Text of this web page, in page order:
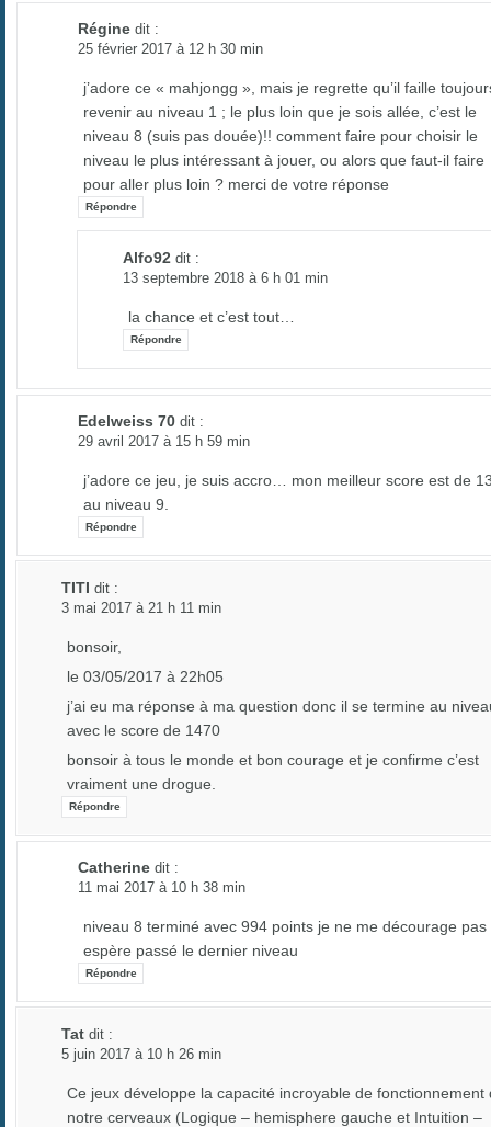
Régine dit :
25 février 2017 à 12 h 30 min
j’adore ce « mahjongg », mais je regrette qu’il faille
revenir au niveau 1 ; le plus loin que je sois allée, c’est le
niveau 8 (suis pas douée)!! comment faire pour choisir le
niveau le plus intéressant à jouer, ou alors que faut-il faire
pour aller plus loin ? merci de votre réponse
Répondre
Alfo92 dit :
13 septembre 2018 à 6 h 01 min
la chance et c’est tout…
Répondre
Edelweiss 70 dit :
29 avril 2017 à 15 h 59 min
j’adore ce jeu, je suis accro… mon meilleur score est de
au niveau 9.
Répondre
TITI dit :
3 mai 2017 à 21 h 11 min
bonsoir,
le 03/05/2017 à 22h05
j’ai eu ma réponse à ma question donc il se termine au
avec le score de 1470
bonsoir à tous le monde et bon courage et je confirme c’est
vraiment une drogue.
Répondre
Catherine dit :
11 mai 2017 à 10 h 38 min
niveau 8 terminé avec 994 points je ne me décourage pas
espère passé le dernier niveau
Répondre
Tat dit :
5 juin 2017 à 10 h 26 min
Ce jeux développe la capacité incroyable de fonctionnement
notre cerveaux (Logique – hemisphere gauche et Intuition –